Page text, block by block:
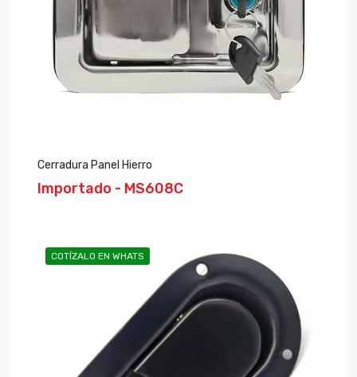
Cerradura Panel Hierro
Importado - MS608C
COTÍZALO EN WHATS